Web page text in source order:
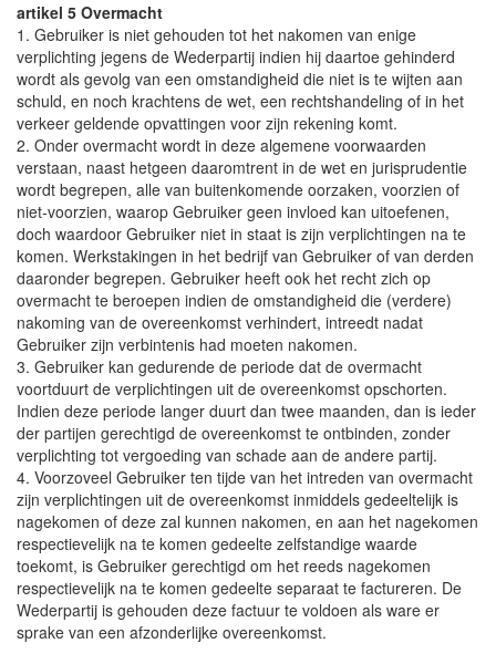
artikel 5 Overmacht
1. Gebruiker is niet gehouden tot het nakomen van enige
verplichting jegens de Wederpartij indien hij daartoe gehinderd
wordt als gevolg van een omstandigheid die niet is te wijten aan
schuld, en noch krachtens de wet, een rechtshandeling of in het
verkeer geldende opvattingen voor zijn rekening komt.
2. Onder overmacht wordt in deze algemene voorwaarden
verstaan, naast hetgeen daaromtrent in de wet en jurisprudentie
wordt begrepen, alle van buitenkomende oorzaken, voorzien of
niet-voorzien, waarop Gebruiker geen invloed kan uitoefenen,
doch waardoor Gebruiker niet in staat is zijn verplichtingen na te
komen. Werkstakingen in het bedrijf van Gebruiker of van derden
daaronder begrepen. Gebruiker heeft ook het recht zich op
overmacht te beroepen indien de omstandigheid die (verdere)
nakoming van de overeenkomst verhindert, intreedt nadat
Gebruiker zijn verbintenis had moeten nakomen.
3. Gebruiker kan gedurende de periode dat de overmacht
voortduurt de verplichtingen uit de overeenkomst opschorten.
Indien deze periode langer duurt dan twee maanden, dan is ieder
der partijen gerechtigd de overeenkomst te ontbinden, zonder
verplichting tot vergoeding van schade aan de andere partij.
4. Voorzoveel Gebruiker ten tijde van het intreden van overmacht
zijn verplichtingen uit de overeenkomst inmiddels gedeeltelijk is
nagekomen of deze zal kunnen nakomen, en aan het nagekomen
respectievelijk na te komen gedeelte zelfstandige waarde
toekomt, is Gebruiker gerechtigd om het reeds nagekomen
respectievelijk na te komen gedeelte separaat te factureren. De
Wederpartij is gehouden deze factuur te voldoen als ware er
sprake van een afzonderlijke overeenkomst.